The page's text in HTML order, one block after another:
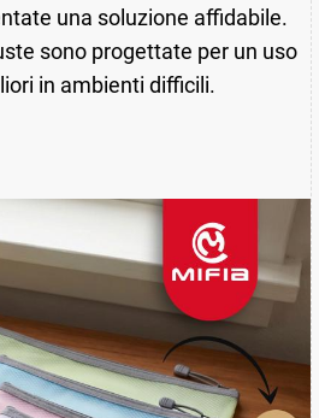
una soluzione affidabile.
sono progettate per un uso
in ambienti difficili.